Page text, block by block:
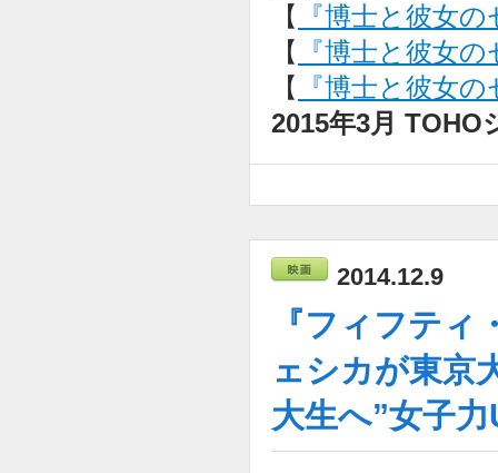
【
『博士と彼女
【
『博士と彼女
【
『博士と彼女
2015年3月 TOHO
2014.12.9
『フィフテ
ェシカが東京
大生へ”女子